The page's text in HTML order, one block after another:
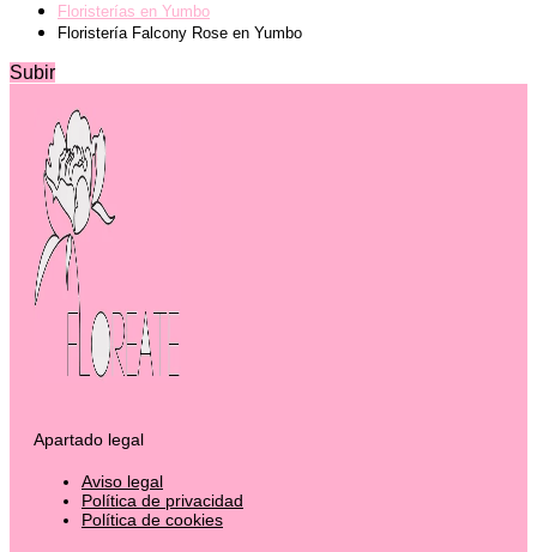
Floristerías en Yumbo
Floristería Falcony Rose en Yumbo
Subir
Apartado legal
Aviso legal
Política de privacidad
Política de cookies